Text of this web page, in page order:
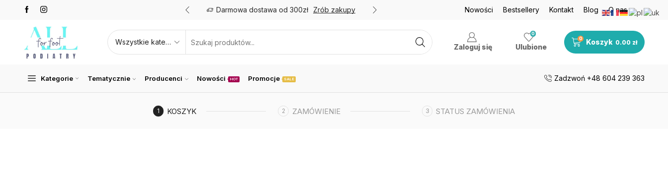
Promocje nawet do 50% Darmowa dostawa od 300zł Zrób zakupy Promocje nawet do 50% Zobacz teraz Darmowa
Nowości Bestsellery Kontakt Blog O nas
Zaloguj się
0
Ulubione
0 Koszyk 0.00 zł
Kategorie Tematycznie Producenci Nowości HOT Promocje SALE Zadzwoń +48 604 239 363
KOSZYK ZAMÓWIENIE STATUS ZAMÓWIENIA